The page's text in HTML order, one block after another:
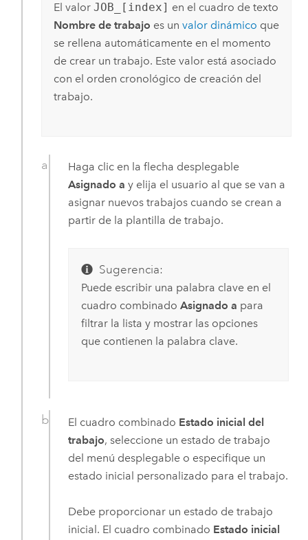
El valor JOB_[index] en el cuadro de texto
Nombre de trabajo es un valor dinámico que
se rellena automáticamente en el momento
de crear un trabajo. Este valor está asociado
con el orden cronológico de creación del
trabajo.
Haga clic en la flecha desplegable
Asignado a y elija el usuario al que se van a
asignar nuevos trabajos cuando se crean a
partir de la plantilla de trabajo.
Sugerencia:
Puede escribir una palabra clave en el
cuadro combinado Asignado a para
filtrar la lista y mostrar las opciones
que contienen la palabra clave.
El cuadro combinado Estado inicial del
trabajo, seleccione un estado de trabajo
del menú desplegable o especifique un
estado inicial personalizado para el trabajo.
Debe proporcionar un estado de trabajo
inicial. El cuadro combinado Estado inicial